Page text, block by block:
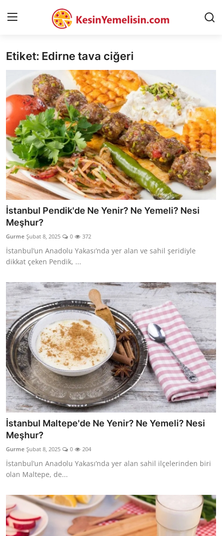
AnaSayfa
Gizlilik Sözleşmesi
Rüya Tabirleri
Diyet & Sağlıklı Beslenme
İletişim
Şehirler
Helal Gıda & Dini Hükümler
Gıda Güvenliği & Bilimi
Kalori & Diyet Rehberi
Mutfak Püf Noktaları & İpuçları
Mekan & Lezzet Rotaları
Temel Gıda ve Ürün Rehberleri
İçecek Kültürü & Barista
Yöresel Tarifler & Ev Yemekleri
Gıda Güvenliği & Sağlık
İçecek Kültürü & Rehberleri
Popüler Kültür & Mutfak Tarihi
Mutfak Temizliği & Pratik Bilgiler
Anne & Bebek Beslenmesi
Mutfak Sırları & Teknikler
Gıda Sözlüğü & Nedir?
Yemek Tarifleri & Menüler
Etiket: Edirne tava ciğeri
İstanbul Pendik'de Ne Yenir? Ne Yemeli? Nesi
Meşhur?
Gurme Şubat 8, 2025 0 372
İstanbul’un Anadolu Yakası’nda yer alan ve sahil şeridiyle
dikkat çeken Pendik, ...
İstanbul Maltepe'de Ne Yenir? Ne Yemeli? Nesi
Meşhur?
Gurme Şubat 8, 2025 0 204
İstanbul’un Anadolu Yakası’nda yer alan sahil ilçelerinden biri
olan Maltepe, de...